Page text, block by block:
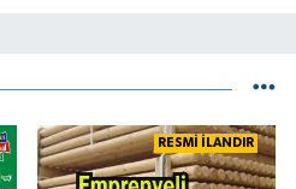
RESMİ İLANDIR